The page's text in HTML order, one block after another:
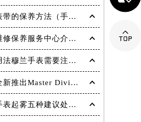
法穆兰表带的保养方法（手表如何保养）
法穆兰维修保养服务中心介绍 | 法穆兰
平常使用法穆兰手表需要注意哪些事项|法穆兰技师为您讲解
法穆兰全新推出Master Diving限量版腕表
法穆兰手表起雾五种建议处理方法！
